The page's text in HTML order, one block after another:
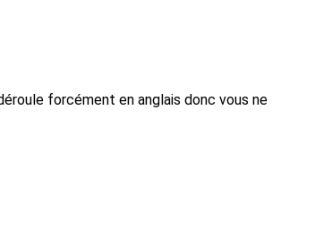
forcément en anglais donc vous ne